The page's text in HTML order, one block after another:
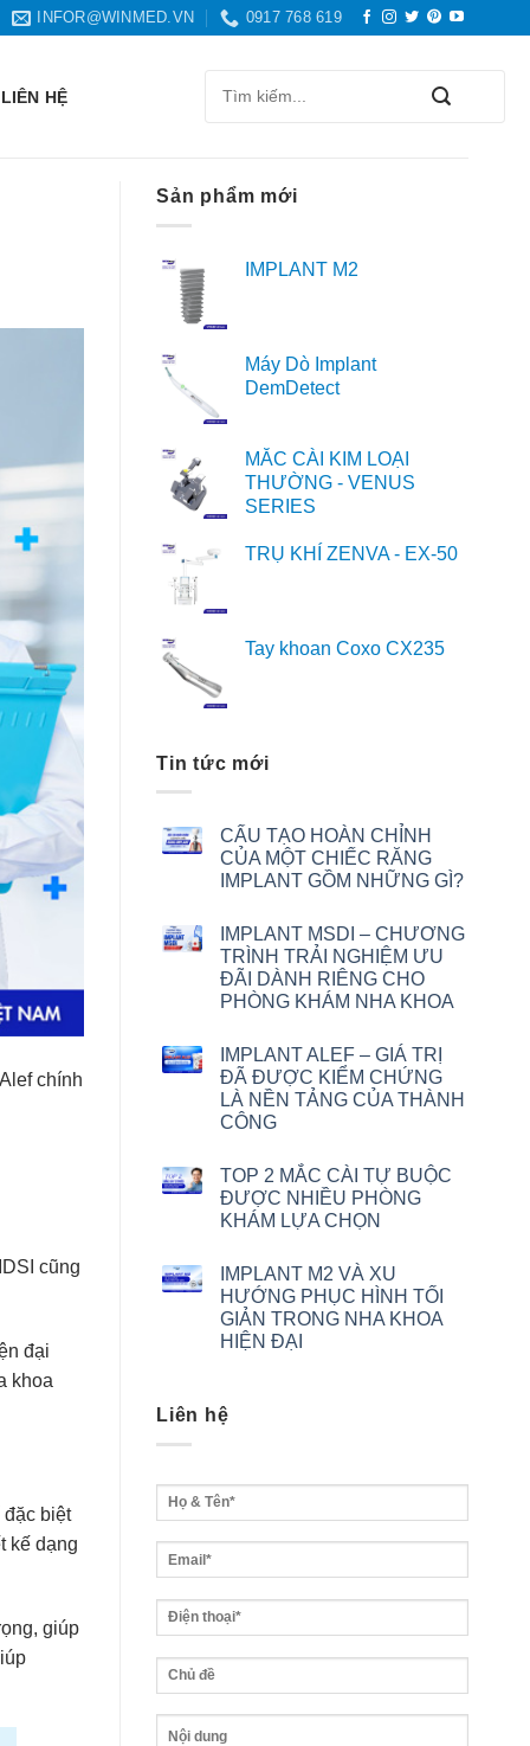
INFOR@WINMED.VN 0917 768 619
LIÊN HỆ
chính
cũng
đại
khoa
đặc biệt
kế dạng
giúp
Sản phẩm mới
IMPLANT M2
Máy Dò Implant
DemDetect
MẮC CÀI KIM LOẠI
THƯỜNG - VENUS
SERIES
TRỤ KHÍ ZENVA - EX-50
Tay khoan Coxo CX235
Tin tức mới
CẤU TẠO HOÀN CHỈNH
CỦA MỘT CHIẾC RĂNG
IMPLANT GỒM NHỮNG GÌ?
IMPLANT MSDI – CHƯƠNG
TRÌNH TRẢI NGHIỆM ƯU
ĐÃI DÀNH RIÊNG CHO
PHÒNG KHÁM NHA KHOA
IMPLANT ALEF – GIÁ TRỊ
ĐÃ ĐƯỢC KIỂM CHỨNG
LÀ NỀN TẢNG CỦA THÀNH
CÔNG
TOP 2 MẮC CÀI TỰ BUỘC
ĐƯỢC NHIỀU PHÒNG
KHÁM LỰA CHỌN
IMPLANT M2 VÀ XU
HƯỚNG PHỤC HÌNH TỐI
GIẢN TRONG NHA KHOA
HIỆN ĐẠI
Liên hệ